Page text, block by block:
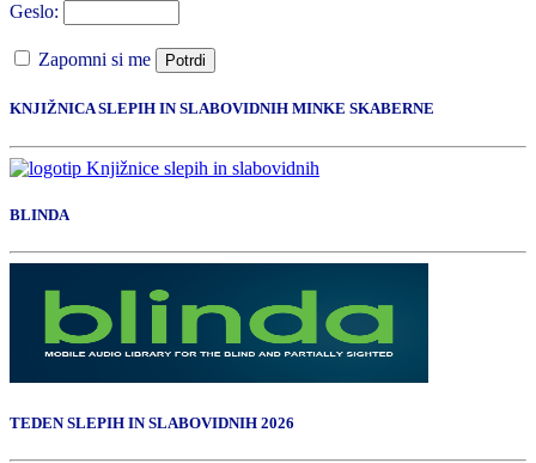
Geslo:
Zapomni si me Potrdi
KNJIŽNICA SLEPIH IN SLABOVIDNIH MINKE SKABERNE
BLINDA
TEDEN SLEPIH IN SLABOVIDNIH 2026